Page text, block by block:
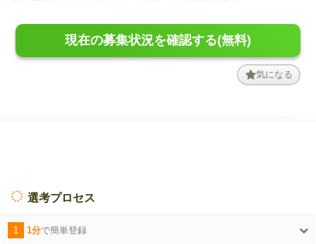
現在の募集状況を確認する(無料)
気になる
選考プロセス
1 1分で簡単登録